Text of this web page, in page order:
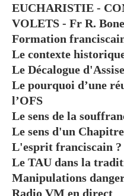
EUCHARISTIE -
VOLETS - Fr R.
Formation
Le contexte
Le Décalogue
Le pourquoi d’une
l’OFS
Le sens de la
Le sens d'un
L'esprit franciscain ?
Le TAU dans la
Manipulations
Radio VM en direct